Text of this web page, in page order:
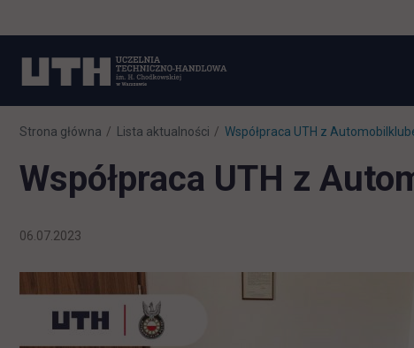
Strona główna Lista aktualności Współpraca UTH z
Współpraca UTH z
06.07.2023